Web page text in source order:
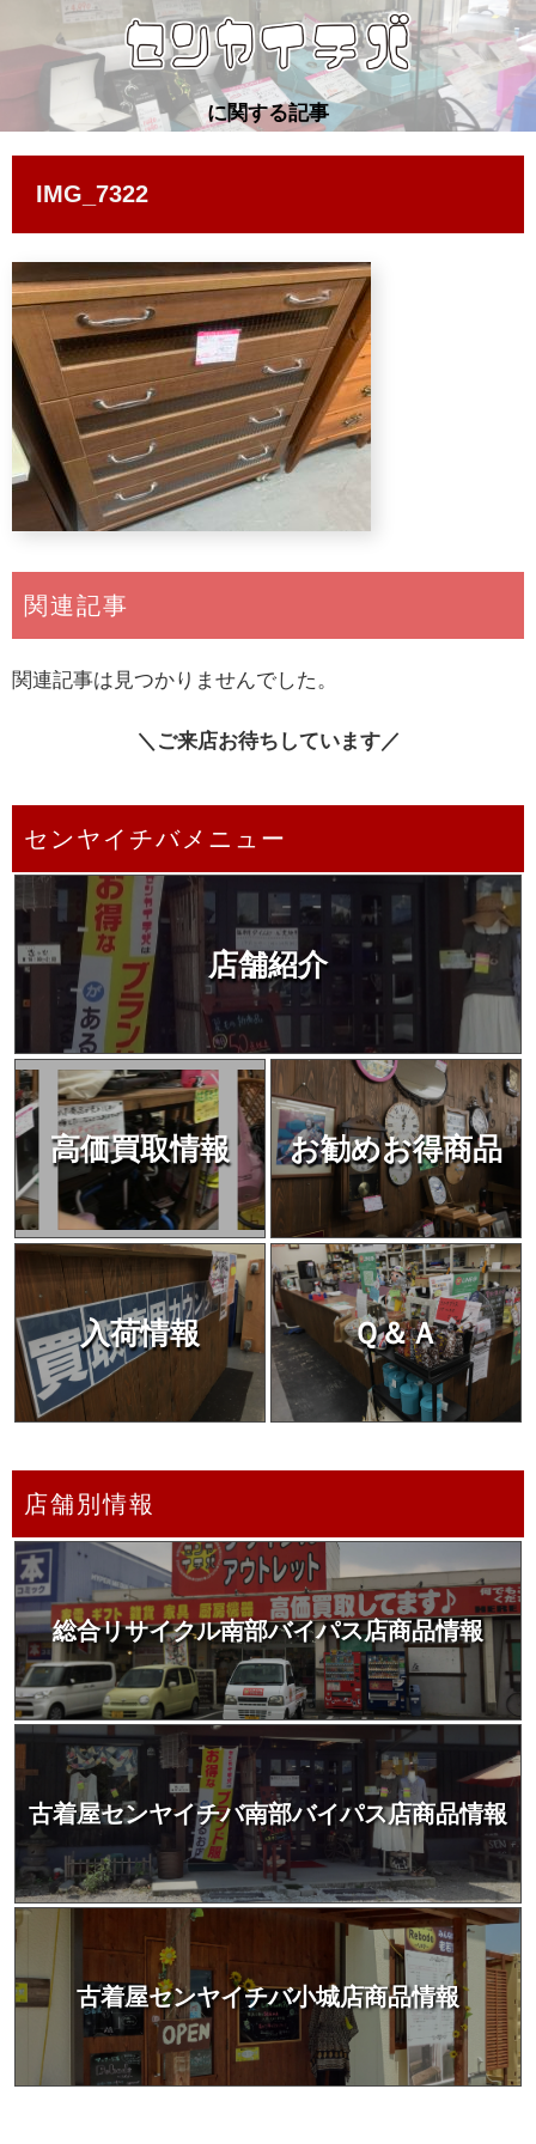
に関する記事
IMG_7322
関連記事
関連記事は見つかりませんでした。
＼ご来店お待ちしています／
センヤイチバメニュー
店舗紹介
高価買取情報 お勧めお得商品
入荷情報 Ｑ＆Ａ
店舗別情報
総合リサイクル南部バイパス店商品情報
古着屋センヤイチバ南部バイパス店商品情報
古着屋センヤイチバ小城店商品情報